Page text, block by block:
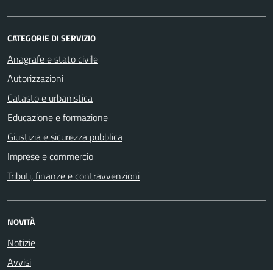
CATEGORIE DI SERVIZIO
Anagrafe e stato civile
Autorizzazioni
Catasto e urbanistica
Educazione e formazione
Giustizia e sicurezza pubblica
Imprese e commercio
Tributi, finanze e contravvenzioni
NOVITÀ
Notizie
Avvisi